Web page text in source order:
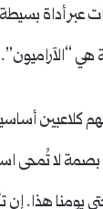
عبر أداة بسيطة
هي “الآراميون”.
كلاعبين
بصمة لا تُمحى
يومنا هذا. إن